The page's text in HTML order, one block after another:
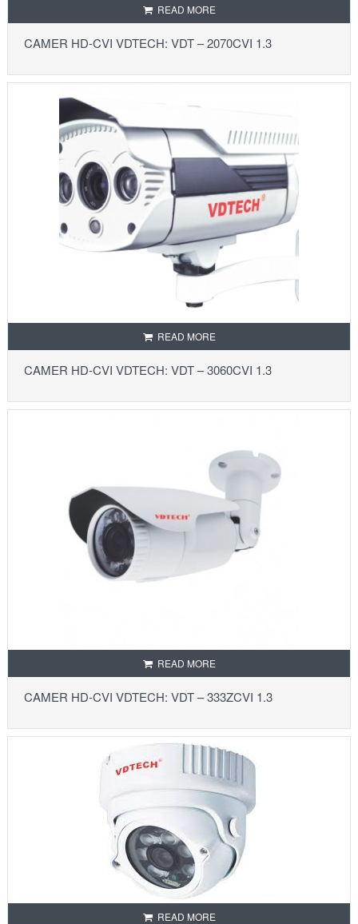
READ MORE
CAMER HD-CVI VDTECH: VDT – 2070CVI 1.3
READ MORE
CAMER HD-CVI VDTECH: VDT – 3060CVI 1.3
READ MORE
CAMER HD-CVI VDTECH: VDT – 333ZCVI 1.3
READ MORE